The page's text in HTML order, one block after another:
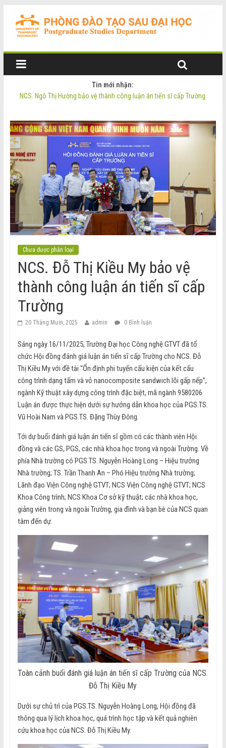
Tin mới nhận:
NCS. Phạm Thị Oanh bảo vệ thành công luận án tiến sĩ cấp Trường
Thông tin luận án tiến sĩ của NCS. Phạm Thị Oanh
Thông tin luận án tiến sĩ của NCS. Ngô Thị Hường
Chưa được phân loại
NCS. Đỗ Thị Kiều My bảo vệ
thành công luận án tiến sĩ cấp
Trường
20 Tháng Mười, 2025 admin 0 Bình luận
Sáng ngày 16/11/2025, Trường Đại học Công nghệ GTVT đã tổ
chức Hội đồng đánh giá luận án tiến sĩ cấp Trường cho NCS. Đỗ
Thị Kiều My với đề tài “Ổn định phi tuyến cấu kiện của kết cấu
công trình dạng tấm và vỏ nanocomposite sandwich lõi gấp nếp”,
ngành Kỹ thuật xây dựng công trình đặc biệt, mã ngành 9580206.
Luận án được thực hiện dưới sự hướng dẫn khoa học của PGS.TS.
Vũ Hoài Nam và PGS.TS. Đặng Thùy Đông.
Tới dự buổi đánh giá luận án tiến sĩ gồm có các thành viên Hội
đồng và các GS, PGS, các nhà khoa học trong và ngoài Trường. Về
phía Nhà trường có PGS.TS. Nguyễn Hoàng Long – Hiệu trưởng
Nhà trường; TS. Trần Thanh An – Phó Hiệu trưởng Nhà trường;
Lãnh đạo Viện Công nghệ GTVT; NCS Viện Công nghệ GTVT; NCS
Khoa Công trình; NCS Khoa Cơ sở kỹ thuật; các nhà khoa học,
giảng viên trong và ngoài Trường, gia đình và bạn bè của NCS quan
tâm đến dự.
Toàn cảnh buổi đánh giá luận án tiến sĩ cấp Trường của NCS.
Đỗ Thị Kiều My
Dưới sự chủ trì của PGS.TS. Nguyễn Hoàng Long, Hội đồng đã
thông qua lý lịch khoa học, quá trình học tập và kết quả nghiên
cứu khoa học của NCS. Đỗ Thị Kiều My.